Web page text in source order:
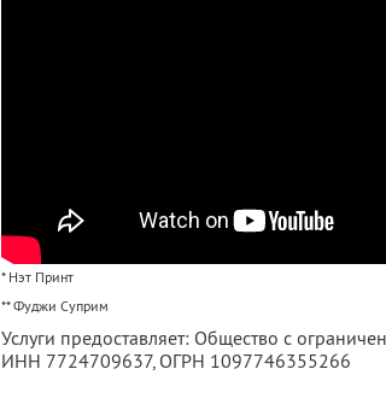
* Нэт Принт
** Фуджи Суприм
Услуги предоставляет: Общество с
ИНН 7724709637, ОГРН 1097746355266